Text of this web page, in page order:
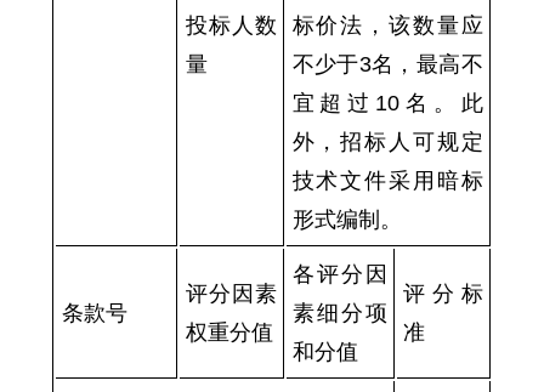
投标人数
量
标价法，该数量应
不少于3名，最高不
宜超过 10 名。此
外，招标人可规定
技术文件采用暗标
形式编制。
条款号
评分因素
权重分值
各评分因
素细分项
和分值
评分标
准